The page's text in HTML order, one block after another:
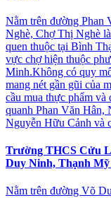
Nằm trên đường Phan
Nghè, Chợ Thị Nghè
quen thuộc tại Bình
vực chợ hiện thuộc
Minh.Không có quy
mang nét gần gũi của
cầu mua thực phẩm và
quanh Phan Văn
Nguyễn Hữu Cảnh và
Trường THCS Cửu
Duy Ninh, Thạnh
Nằm trên đường Võ